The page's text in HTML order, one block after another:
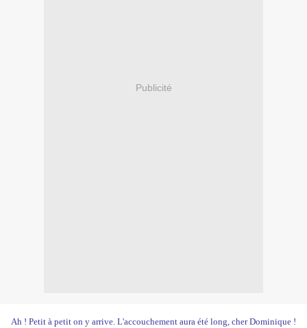
Publicité
Ah ! Petit à petit on y arrive. L'accouchement aura été long, cher Dominique !